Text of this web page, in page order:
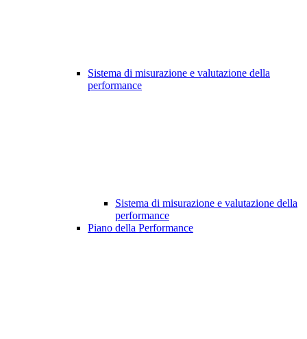
Sistema di misurazione e valutazione della
performance
Sistema di misurazione e valutazione della
performance
Piano della Performance